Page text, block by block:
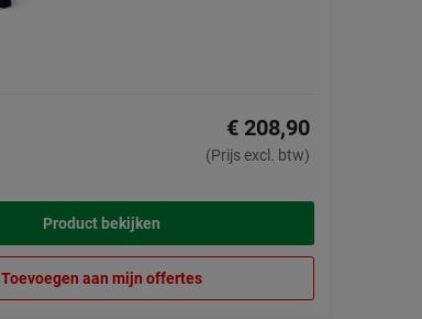
€ 208,90
(Prijs excl. btw)
Product bekijken
Toevoegen aan mijn offertes